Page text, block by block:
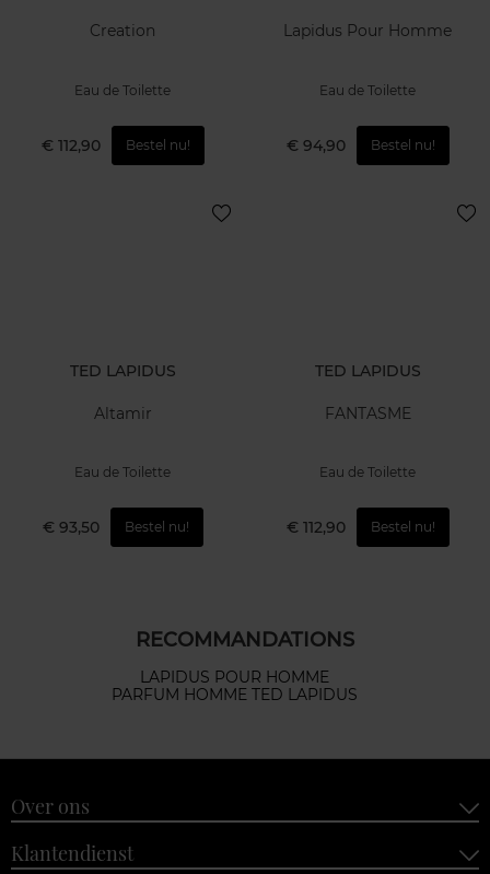
Creation
Eau de Toilette
€ 112,90 Bestel nu!
Lapidus Pour Homme
Eau de Toilette
€ 94,90 Bestel nu!
TED LAPIDUS
Altamir
Eau de Toilette
€ 93,50 Bestel nu!
TED LAPIDUS
FANTASME
Eau de Toilette
€ 112,90 Bestel nu!
RECOMMANDATIONS
LAPIDUS POUR HOMME
PARFUM HOMME TED LAPIDUS
Over ons
Klantendienst